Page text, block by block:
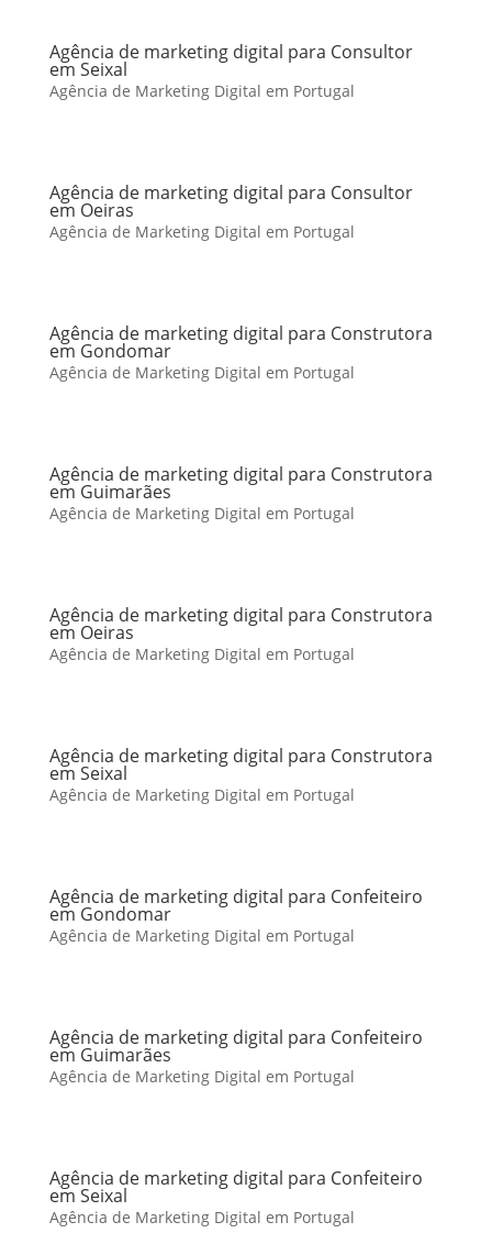
Agência de marketing digital para Consultor
em Seixal
Agência de Marketing Digital em Portugal
Agência de marketing digital para Consultor
em Oeiras
Agência de Marketing Digital em Portugal
Agência de marketing digital para Construtora
em Gondomar
Agência de Marketing Digital em Portugal
Agência de marketing digital para Construtora
em Guimarães
Agência de Marketing Digital em Portugal
Agência de marketing digital para Construtora
em Oeiras
Agência de Marketing Digital em Portugal
Agência de marketing digital para Construtora
em Seixal
Agência de Marketing Digital em Portugal
Agência de marketing digital para Confeiteiro
em Gondomar
Agência de Marketing Digital em Portugal
Agência de marketing digital para Confeiteiro
em Guimarães
Agência de Marketing Digital em Portugal
Agência de marketing digital para Confeiteiro
em Seixal
Agência de Marketing Digital em Portugal